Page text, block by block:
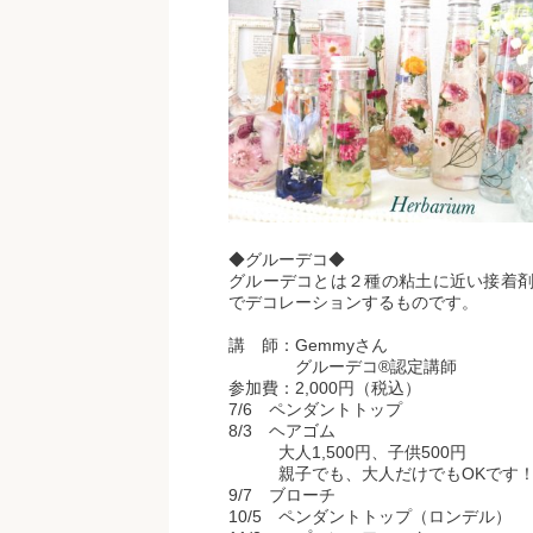
◆グルーデコ◆
グルーデコとは２種の粘土に近い接着
でデコレーションするものです。
講 師：Gemmyさん
グルーデコ®認定講師
参加費：2,000円（税込）
7/6 ペンダントトップ
8/3 ヘアゴム
大人1,500円、子供500円
親子でも、大人だけでもOKです
9/7 ブローチ
10/5 ペンダントトップ（ロンデル）